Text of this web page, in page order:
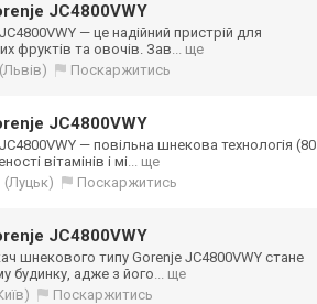
JC4800VWY
— це надійний пристрій для
фруктів та овочів. Зав... ще
(Львів) Поскаржитись
JC4800VWY
— повільна шнекова технологія (80
вітамінів і мі... ще
(Луцьк) Поскаржитись
JC4800VWY
шнекового типу Gorenje JC4800VWY стане
будинку, адже з його... ще
Поскаржитись